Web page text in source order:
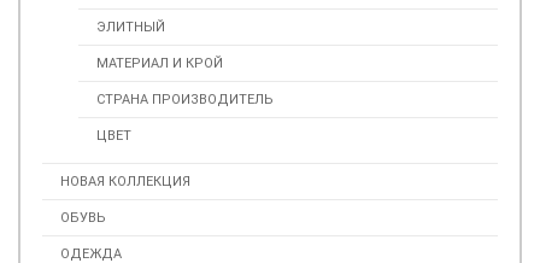
ЭЛИТНЫЙ
МАТЕРИАЛ И КРОЙ
СТРАНА ПРОИЗВОДИТЕЛЬ
ЦВЕТ
НОВАЯ КОЛЛЕКЦИЯ
ОБУВЬ
ОДЕЖДА